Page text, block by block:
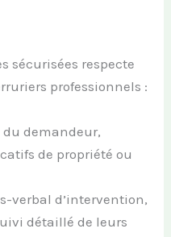
sécurisées respecte
professionnels :
demandeur,
de propriété ou
verbal d’intervention,
détaillé de leurs